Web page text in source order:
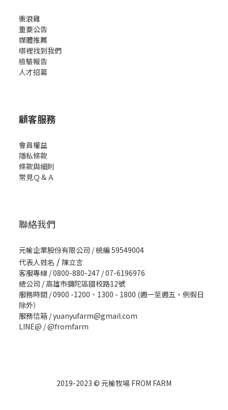
衝浪雞
重要公告
媒體推薦
哪裡找到我們
檢驗報告
人才招募
顧客服務
會員權益
隱私條款
條款與細則
常見Ｑ＆Ａ
聯絡我們
元榆企業股份有限公司 / 統編 59549004
代表人姓名 / 陳立言
客服專線 / 0800-880-247 / 07-6196976
總公司 / 高雄市彌陀區國校路12號
服務時間 / 0900 -1200、1300 - 1800 (週一至週五，例假日
除外）
服務信箱 / yuanyufarm@gmail.com
LINE@ /@fromfarm
2019-2023 © 元榆牧場 FROM FARM